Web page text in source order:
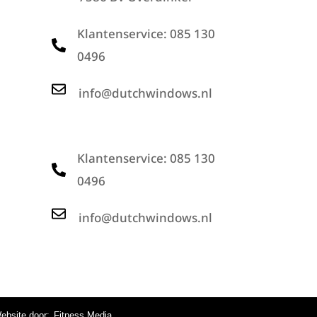
Klantenservice: 085 130
0496
info@dutchwindows.nl
Klantenservice: 085 130
0496
info@dutchwindows.nl